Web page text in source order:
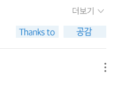
불러 보아도 대답이 없어
신기한 것은 탑 안에 있
어진 물건들을 아이가 똑
물건들이 다시 기울어져
것일까요? 저라면 으시
가 떠올라 쓱쓱 글을 써 내
는 거야.너희들, 친구가
?난 별로 안 좋아.그래서
잖아.우리가 스스로 이야
이런 그림책이라니.정말
더보기